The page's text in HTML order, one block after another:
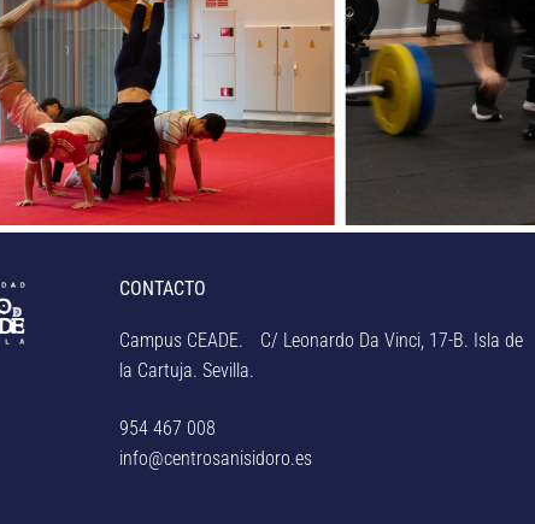
CONTACTO
Campus CEADE. C/ Leonardo Da Vinci, 17-B. Isla de
la Cartuja. Sevilla.
954 467 008
info@centrosanisidoro.es